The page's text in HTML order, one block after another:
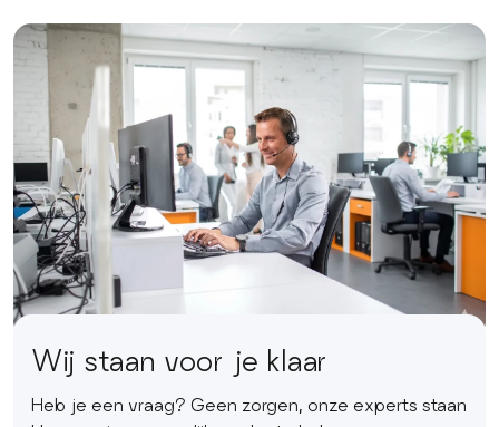
Wij staan voor je klaar
Heb je een vraag? Geen zorgen, onze experts staan